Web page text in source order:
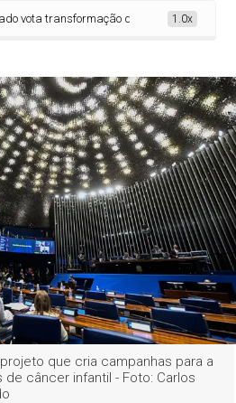
vota transformação de Cefets de MG e RJ em
1.0x
que cria campanhas para a
câncer infantil - Foto: Carlos